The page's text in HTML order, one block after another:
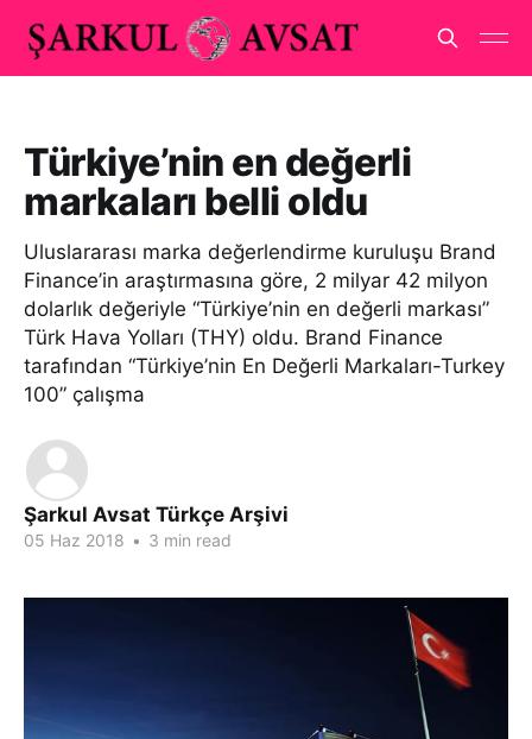
Türkiye’nin en değerli
markaları belli oldu
Uluslararası marka değerlendirme kuruluşu Brand
Finance’in araştırmasına göre, 2 milyar 42 milyon
dolarlık değeriyle “Türkiye’nin en değerli markası”
Türk Hava Yolları (THY) oldu. Brand Finance
tarafından “Türkiye’nin En Değerli Markaları-Turkey
100” çalışma
Şarkul Avsat Türkçe Arşivi
05 Haz 2018 • 3 min read